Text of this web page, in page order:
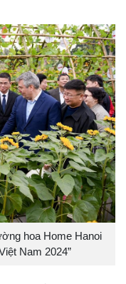
hoa Home Hanoi
Nam 2024”